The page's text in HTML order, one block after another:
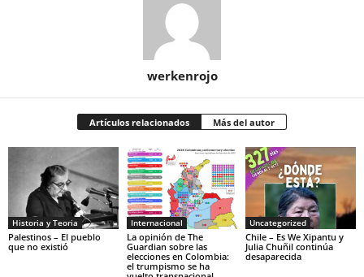
werkenrojo
Artículos relacionados Más del autor
Historia y Teoria
Palestinos – El pueblo
que no existió
Internacional
La opinión de The
Guardian sobre las
elecciones en Colombia:
el trumpismo se ha
Uncategorized
Chile – Es We Xipantu y
Julia Chuñil continúa
desaparecida